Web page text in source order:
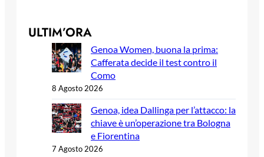
ULTIM’ORA
Genoa Women, buona la prima:
Cafferata decide il test contro il
Como
8 Agosto 2026
Genoa, idea Dallinga per l’attacco: la
chiave è un’operazione tra Bologna
e Fiorentina
7 Agosto 2026